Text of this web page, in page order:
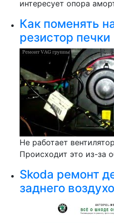
интересует опора
Как поменять
резистор печки
Не работает
Происходит это из-за
Skoda ремонт
заднего